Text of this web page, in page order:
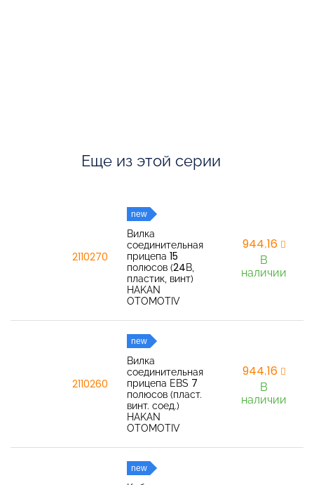
Еще из этой серии
2110270
new
Вилка
соединительная
прицепа 15
полюсов (24В,
пластик, винт)
HAKAN
OTOMOTIV
944,16
В
наличии
2110260
new
Вилка
соединительная
прицепа EBS 7
полюсов (пласт.
винт. соед.)
HAKAN
OTOMOTIV
944,16
В
наличии
new